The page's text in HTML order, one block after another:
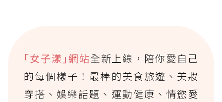
｢女子漾｣網站全新上線，陪你愛自己
的每個樣子！最棒的美食旅遊、美妝
穿搭、娛樂話題、運動健康、情慾愛